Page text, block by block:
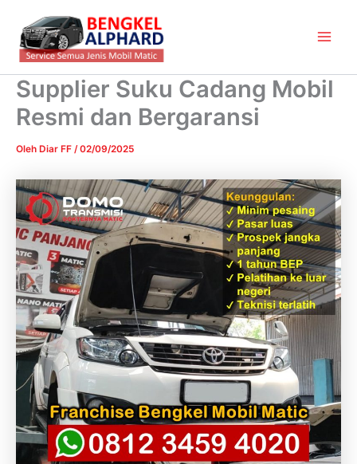
konten
Supplier Suku Cadang Mobil
Resmi dan Bergaransi
Oleh Diar FF /02/09/2025